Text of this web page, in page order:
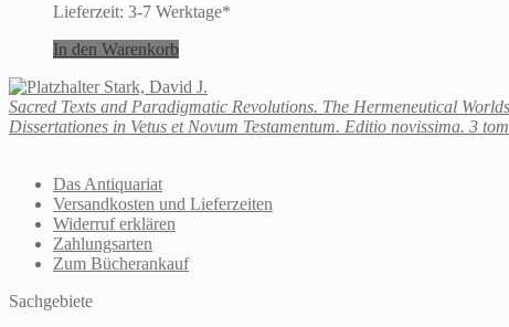
Lieferzeit: 3-7 Werktage*
In den Warenkorb
Stark, David J.
Sacred Texts and Paradigmatic Revolutions. The Hermeneutical
Dissertationes in Vetus et Novum Testamentum. Editio novissima. 3
Das Antiquariat
Versandkosten und Lieferzeiten
Widerruf erklären
Zahlungsarten
Zum Bücherankauf
Sachgebiete